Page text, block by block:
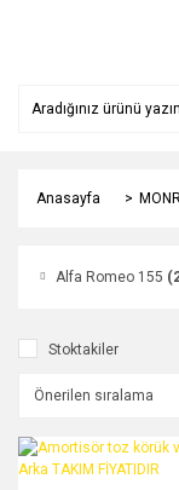
Anasayfa
Alfa Romeo 155
Stoktakiler